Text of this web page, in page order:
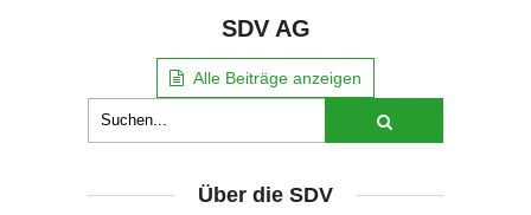
SDV AG
Alle Beiträge anzeigen
Über die SDV